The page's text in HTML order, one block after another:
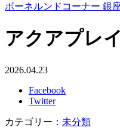
ボーネルンドコーナー 銀
アクアプレ
2026.04.23
Facebook
Twitter
カテゴリー： 未分類